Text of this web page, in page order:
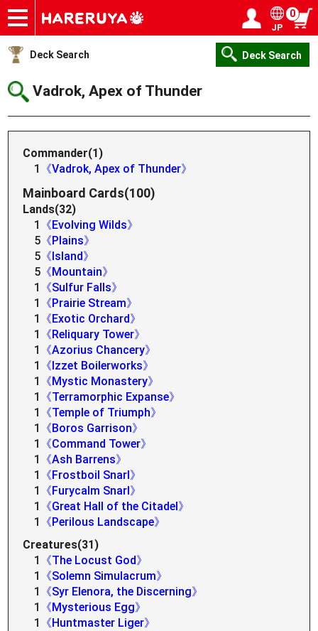
Onlineshop
Articles
Deck Search
Sponsored Players
Shop Info
Event Schedule
Help
Contact
JP
0
Deck Search Deck Search
Vadrok, Apex of Thunder
Commander(1)
1
《Vadrok, Apex of Thunder》
Mainboard Cards(100)
Lands(32)
1
《Evolving Wilds》
5 《Plains》
5 《Island》
5 《Mountain》
1
《Sulfur Falls》
1
《Prairie Stream》
1
《Exotic Orchard》
1
《Reliquary Tower》
1
《Azorius Chancery》
1
《Izzet Boilerworks》
1
《Mystic Monastery》
1
《Terramorphic Expanse》
1
《Temple of Triumph》
1
《Boros Garrison》
1
《Command Tower》
1
《Ash Barrens》
1
《Frostboil Snarl》
1
《Furycalm Snarl》
1
《Great Hall of the Citadel》
1
《Perilous Landscape》
Creatures(31)
1
《The Locust God》
1
《Solemn Simulacrum》
1
《Syr Elenora, the Discerning》
1
《Mysterious Egg》
1
《Huntmaster Liger》